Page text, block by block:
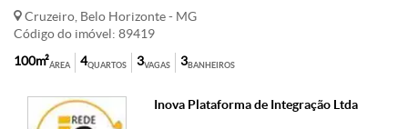
Cruzeiro, Belo Horizonte - MG
Código do imóvel: 89419
ÁREA
100m² QUARTOS
4 VAGAS
3 BANHEIROS
3
Inova Plataforma de Integração Ltda